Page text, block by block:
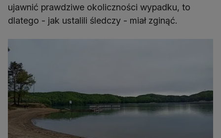
ujawnić prawdziwe okoliczności wypadku, to
dlatego - jak ustalili śledczy - miał zginąć.